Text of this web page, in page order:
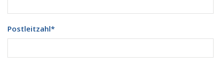
Postleitzahl*